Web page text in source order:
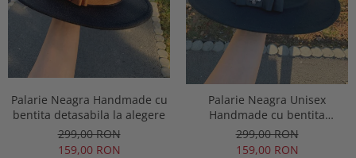
Palarie Neagra Handmade cu
bentita detasabila la alegere
299,00 RON
159,00 RON
Palarie Neagra Unisex
Handmade cu bentita
detasabila la alegere
299,00 RON
159,00 RON